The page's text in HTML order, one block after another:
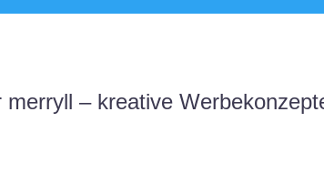
merryll – kreative